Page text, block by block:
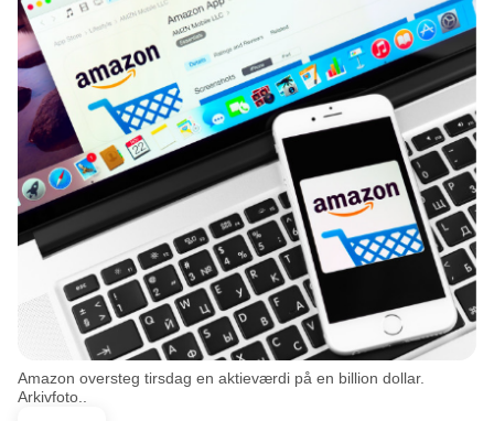
Amazon oversteg tirsdag en aktieværdi på en billion dollar.
Arkivfoto..